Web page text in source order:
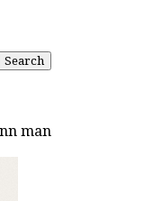
man